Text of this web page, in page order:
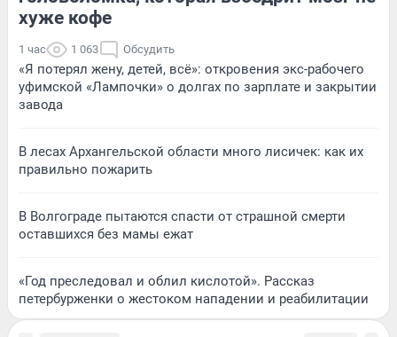
хуже кофе
1 час 1 063 Обсудить
«Я потерял жену, детей, всё»: откровения экс-рабочего
уфимской «Лампочки» о долгах по зарплате и закрытии
завода
В лесах Архангельской области много лисичек: как их
правильно пожарить
В Волгограде пытаются спасти от страшной смерти
оставшихся без мамы ежат
«Год преследовал и облил кислотой». Рассказ
петербурженки о жестоком нападении и реабилитации